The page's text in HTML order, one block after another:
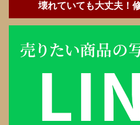
壊れていても大丈夫！